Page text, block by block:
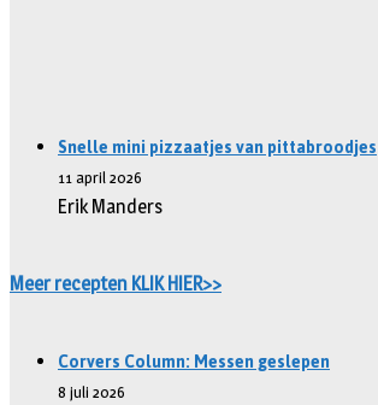
Snelle mini pizzaatjes van pittabroodjes
11 april 2026
Erik Manders
Meer recepten KLIK HIER>>
Corvers Column: Messen geslepen
8 juli 2026